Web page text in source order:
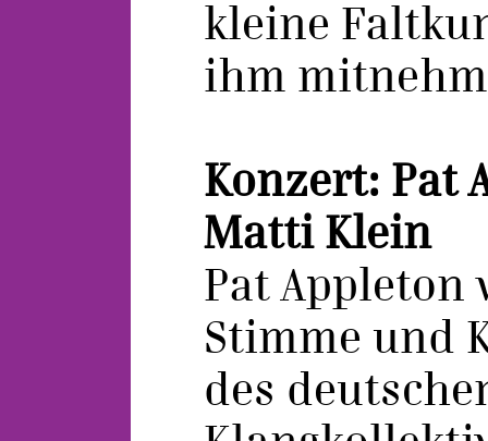
kleine
ihm
Konzert: Pat
Matti Klein
Pat Appleton
Stimme und
des